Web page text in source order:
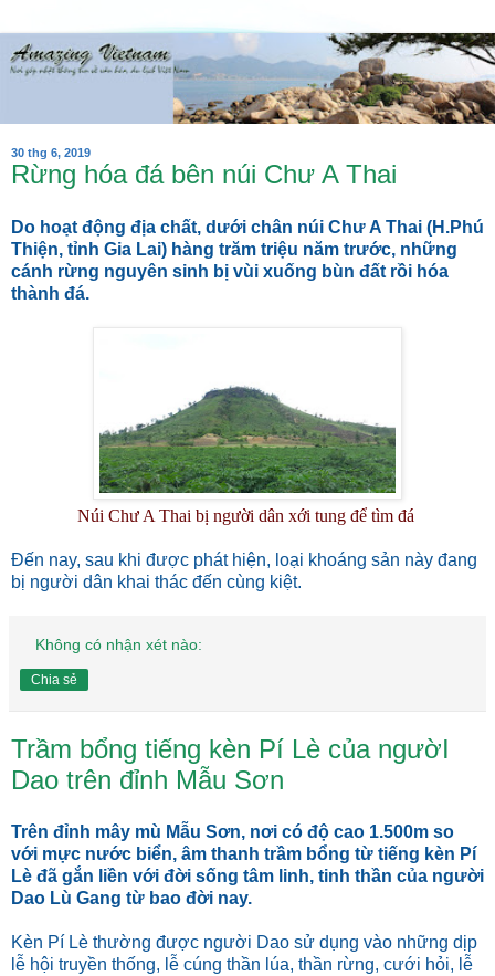
30 thg 6, 2019
Rừng hóa đá bên núi Chư A Thai
Do hoạt động địa chất, dưới chân núi Chư A Thai (H.Phú
Thiện, tỉnh Gia Lai) hàng trăm triệu năm trước, những
cánh rừng nguyên sinh bị vùi xuống bùn đất rồi hóa
thành đá.
Núi Chư A Thai bị người dân xới tung để tìm đá
Đến nay, sau khi được phát hiện, loại khoáng sản này đang
bị người dân khai thác đến cùng kiệt.
Không có nhận xét nào:
Chia sẻ
Trầm bổng tiếng kèn Pí Lè của ngườI
Dao trên đỉnh Mẫu Sơn
Trên đỉnh mây mù Mẫu Sơn, nơi có độ cao 1.500m so
với mực nước biển, âm thanh trầm bổng từ tiếng kèn Pí
Lè đã gắn liền với đời sống tâm linh, tinh thần của người
Dao Lù Gang từ bao đời nay.
Kèn Pí Lè thường được người Dao sử dụng vào những dịp
lễ hội truyền thống, lễ cúng thần lúa, thần rừng, cưới hỏi, lễ